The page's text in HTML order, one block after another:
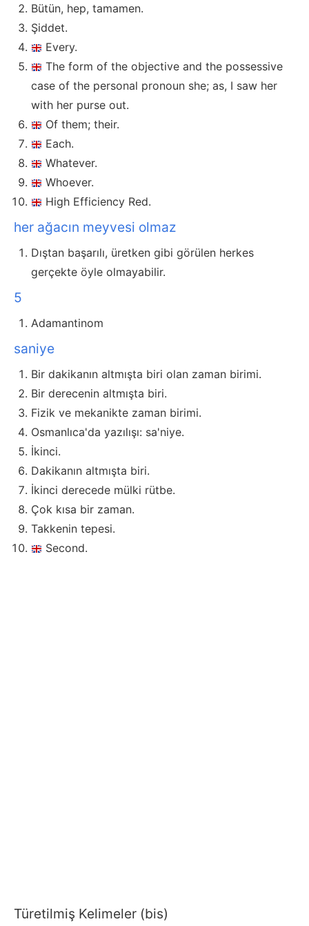
Bütün, hep, tamamen.
Şiddet.
Every.
The form of the objective and the possessive
case of the personal pronoun she; as, I saw her
with her purse out.
Of them; their.
Each.
Whatever.
Whoever.
High Efficiency Red.
her ağacın meyvesi olmaz
Dıştan başarılı, üretken gibi görülen herkes
gerçekte öyle olmayabilir.
5
Adamantinom
saniye
Bir dakikanın altmışta biri olan zaman birimi.
Bir derecenin altmışta biri.
Fizik ve mekanikte zaman birimi.
Osmanlıca'da yazılışı: sa'niye.
İkinci.
Dakikanın altmışta biri.
İkinci derecede mülki rütbe.
Çok kısa bir zaman.
Takkenin tepesi.
Second.
Türetilmiş Kelimeler (bis)